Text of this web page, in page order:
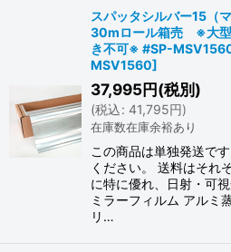
スパッタシルバー15（
30mロール箱売 ※大型
き不可※ #SP-
MSV1560]
37,995円(税別)
(税込: 41,795円)
在庫数在庫余裕あり
この商品は単独発送で
ください。 送料はそれ
に特に優れ、日射・可
ミラーフィルム アルミ
リ…